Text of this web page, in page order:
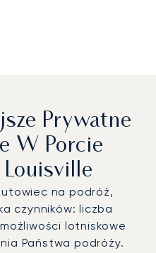
Prywatne
W Porcie
Louisville
na podróż,
czynników: liczba
lotniskowe
Państwa podróży.